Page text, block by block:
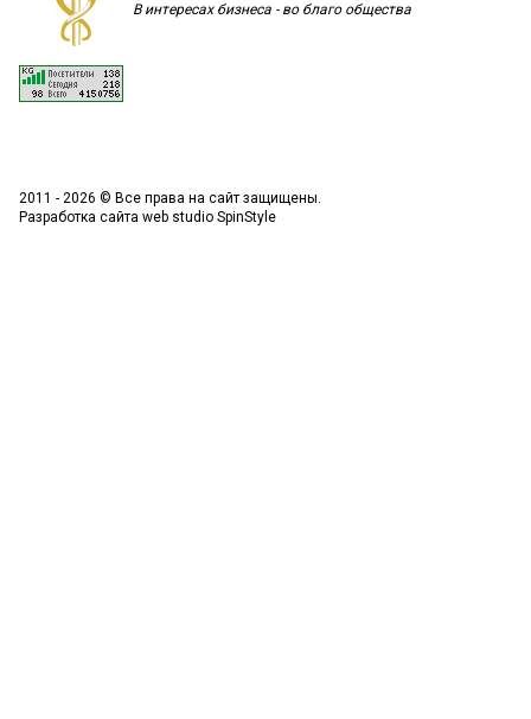
В интересах бизнеса - во благо общества
2011 - 2026 © Все права на сайт защищены.
Разработка сайта web studio SpinStyle